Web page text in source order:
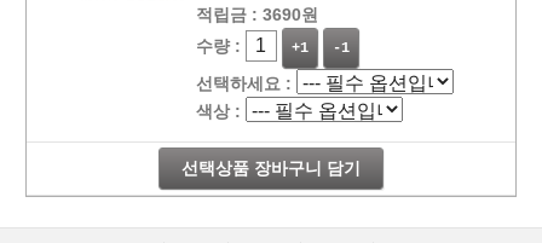
적립금 : 3690원
수량 :
+1 -1
선택하세요 :
색상 :
선택상품 장바구니 담기